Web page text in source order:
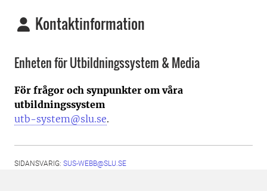
Kontaktinformation
Enheten för Utbildningssystem & Media
För frågor och synpunkter om våra
utbildningssystem
utb-system@slu.se.
SIDANSVARIG: SUS-WEBB@SLU.SE